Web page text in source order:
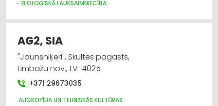
Degvielas, naftas produktu uzglabāšana un
Degvielas, naftas produktu vairumtirdzniecība
Dārza tehnika un inventārs
BIOLOĢISKĀ LAUKSAIMNIECĪBA
AG2, SIA
"Jaunsniķeri", Skultes pagasts,
Limbažu nov., LV-4025
+371 29673035
AUGKOPĪBA UN TEHNISKĀS KULTŪRAS